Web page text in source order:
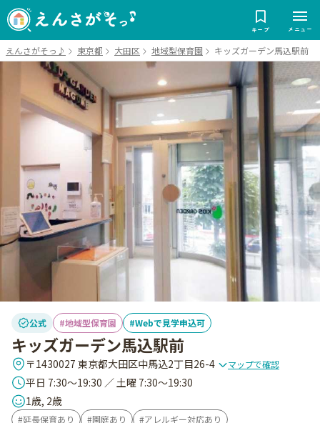
キープ メニュー
えんさがそっ♪ 東京都 大田区 地域型保育園 キッズガーデン馬込駅前
公式 地域型保育園 Webで見学申込可
キッズガーデン馬込駅前
〒1430027 東京都大田区中馬込2丁目26-4 マップで確認
平日 7:30～19:30 ／ 土曜 7:30～19:30
1歳, 2歳
延長保育あり 園庭あり
アレルギー対応あり